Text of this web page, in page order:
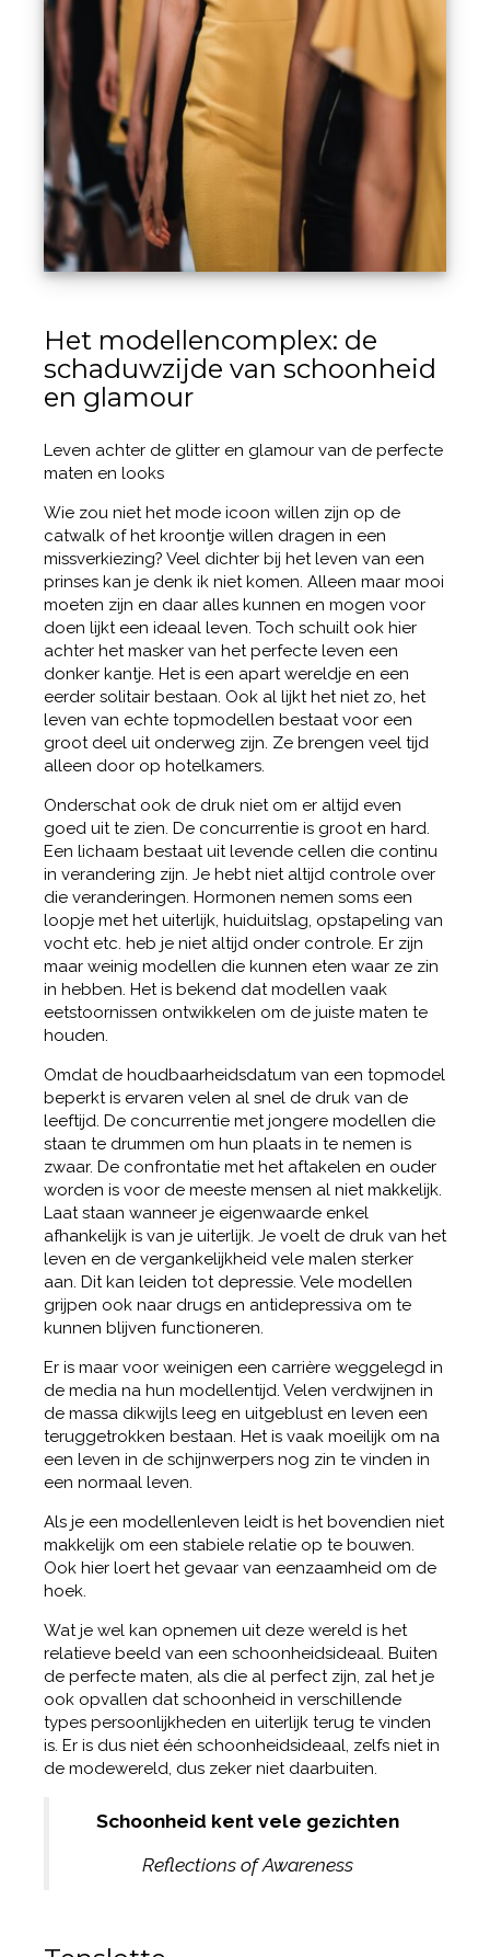
Het modellencomplex: de
schaduwzijde van schoonheid
en glamour
Leven achter de glitter en glamour van de perfecte
maten en looks
Wie zou niet het mode icoon willen zijn op de
catwalk of het kroontje willen dragen in een
missverkiezing? Veel dichter bij het leven van een
prinses kan je denk ik niet komen. Alleen maar mooi
moeten zijn en daar alles kunnen en mogen voor
doen lijkt een ideaal leven. Toch schuilt ook hier
achter het masker van het perfecte leven een
donker kantje. Het is een apart wereldje en een
eerder solitair bestaan. Ook al lijkt het niet zo, het
leven van echte topmodellen bestaat voor een
groot deel uit onderweg zijn. Ze brengen veel tijd
alleen door op hotelkamers.
Onderschat ook de druk niet om er altijd even
goed uit te zien. De concurrentie is groot en hard.
Een lichaam bestaat uit levende cellen die continu
in verandering zijn. Je hebt niet altijd controle over
die veranderingen. Hormonen nemen soms een
loopje met het uiterlijk, huiduitslag, opstapeling van
vocht etc. heb je niet altijd onder controle. Er zijn
maar weinig modellen die kunnen eten waar ze zin
in hebben. Het is bekend dat modellen vaak
eetstoornissen ontwikkelen om de juiste maten te
houden.
Omdat de houdbaarheidsdatum van een topmodel
beperkt is ervaren velen al snel de druk van de
leeftijd. De concurrentie met jongere modellen die
staan te drummen om hun plaats in te nemen is
zwaar. De confrontatie met het aftakelen en ouder
worden is voor de meeste mensen al niet makkelijk.
Laat staan wanneer je eigenwaarde enkel
afhankelijk is van je uiterlijk. Je voelt de druk van het
leven en de vergankelijkheid vele malen sterker
aan. Dit kan leiden tot depressie. Vele modellen
grijpen ook naar drugs en antidepressiva om te
kunnen blijven functioneren.
Er is maar voor weinigen een carrière weggelegd in
de media na hun modellentijd. Velen verdwijnen in
de massa dikwijls leeg en uitgeblust en leven een
teruggetrokken bestaan. Het is vaak moeilijk om na
een leven in de schijnwerpers nog zin te vinden in
een normaal leven.
Als je een modellenleven leidt is het bovendien niet
makkelijk om een stabiele relatie op te bouwen.
Ook hier loert het gevaar van eenzaamheid om de
hoek.
Wat je wel kan opnemen uit deze wereld is het
relatieve beeld van een schoonheidsideaal. Buiten
de perfecte maten, als die al perfect zijn, zal het je
ook opvallen dat schoonheid in verschillende
types persoonlijkheden en uiterlijk terug te vinden
is. Er is dus niet één schoonheidsideaal, zelfs niet in
de modewereld, dus zeker niet daarbuiten.
Schoonheid kent vele gezichten
Reflections of Awareness